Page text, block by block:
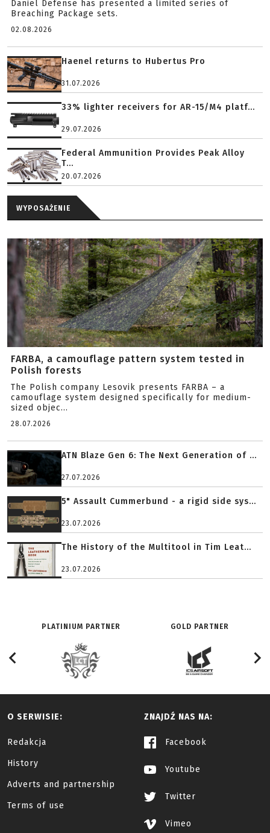
Daniel Defense has presented a limited series of
Breaching Package sets.
02.08.2026
Haenel returns to Hubertus Pro
31.07.2026
33% lighter receivers for AR-15/M4 platf...
29.07.2026
Federal Ammunition Provides Peak Alloy
T...
20.07.2026
WYPOSAŻENIE
FARBA, a camouflage pattern system tested in
Polish forests
The Polish company Lesovik presents FARBA – a
camouflage system designed specifically for medium-
sized objec...
28.07.2026
ATN Blaze Gen 6: The Next Generation of ...
27.07.2026
5" Assault Cummerbund - a rigid side sys...
23.07.2026
The History of the Multitool in Tim Leat...
23.07.2026
PLATINIUM PARTNER GOLD PARTNER
O SERWISIE:
Redakcja
History
Adverts and partnership
Terms of use
ZNAJDŹ NAS NA:
Facebook
Youtube
Twitter
Vimeo